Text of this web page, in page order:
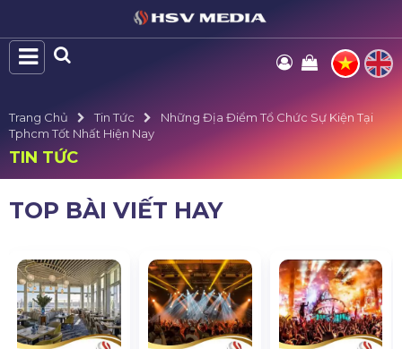
Trang Chủ Tin Tức
Những Địa Điểm Tổ Chức Sự Kiện Tại
Tphcm Tốt Nhất Hiện Nay
TIN TỨC
TOP BÀI VIẾT HAY